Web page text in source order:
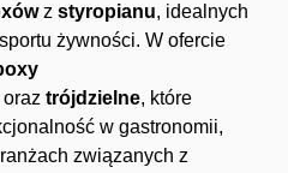
z styropianu, idealnych
żywności. W ofercie
oraz trójdzielne, które
w gastronomii,
związanych z